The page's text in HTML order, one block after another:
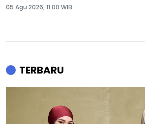
05 Agu 2026, 11:00 WIB
TERBARU